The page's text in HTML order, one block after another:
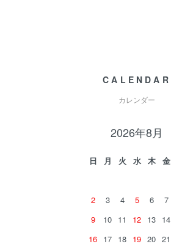
CALENDAR
カレンダー
2026年8月
日 月 火 水 木 金
2
3 4 5 6 7
9
10 11 12 13 14
16 17 18 19 20 21